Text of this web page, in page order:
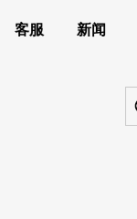
客服 新闻